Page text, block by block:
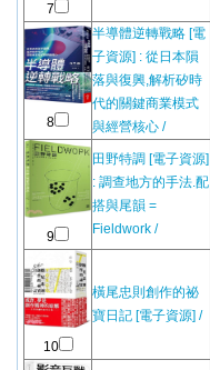
7
8
半導體逆轉戰略 [電
子資源] : 從日本隕
落與復興,解析矽時
代的關鍵商業模式
與經營核心 /
9
田野特調 [電子資源]
: 調查地方的手法.配
搭與尾韻 =
Fieldwork /
10
橫尾忠則創作的祕
寶日記 [電子資源] /